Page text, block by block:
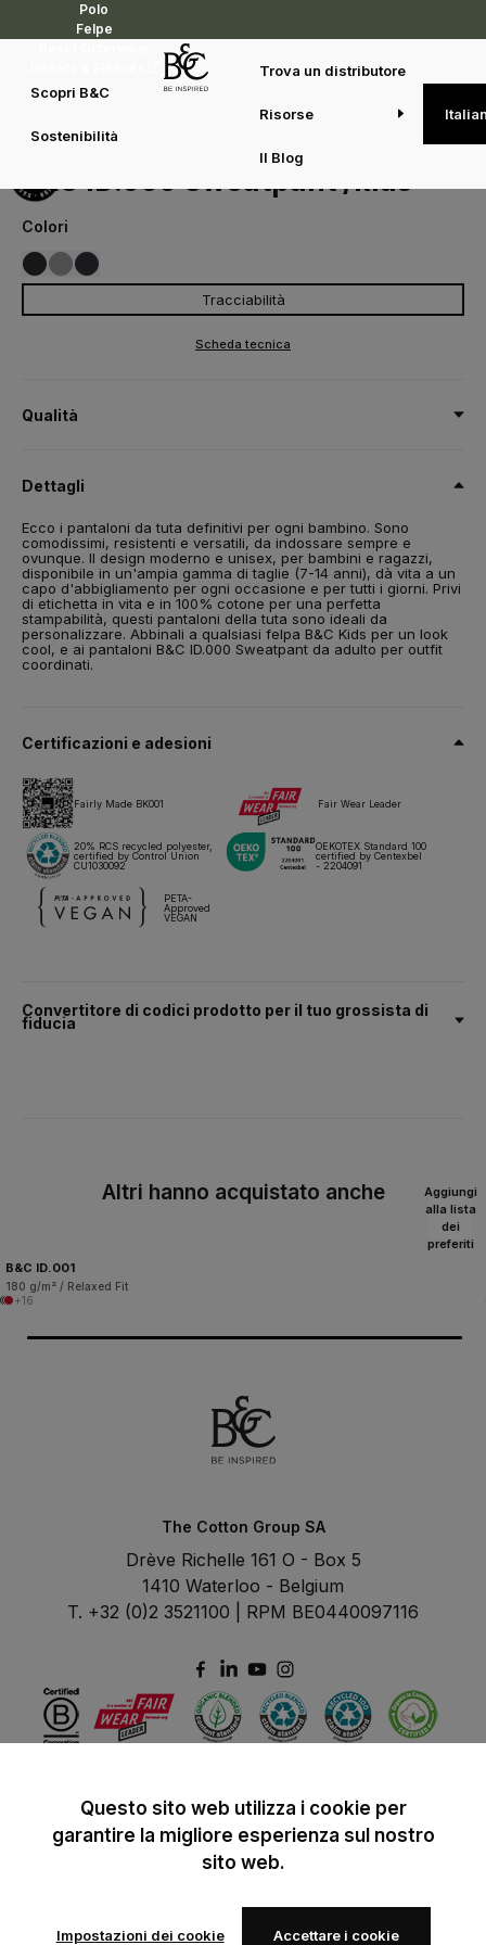
Polo
Felpe
Scopri B&C
Sostenibilità
Trova un distributore
Risorse
Il Blog
B&C ID.000 Sweatpant /kids
B&C ID.000 Sweatpant /kids
Colori
620
Tracciabilità
Scheda tecnica
Qualità
7-8, 9-11,12-13
Peso
280 g/m²
Imballaggio
5 pz/pacco & 30 pz/cartone
Tutti i nostri prodotti sono testati e approvati per tutte le tecniche
Scheda tecnica Taglie e misure
Dettagli
Ecco i pantaloni da tuta definitivi per ogni bambino. Sono
comodissimi, resistenti e versatili, da indossare sempre e
ovunque. Il design moderno e unisex, per bambini e ragazzi,
disponibile in un'ampia gamma di taglie (7-14 anni), dà vita a un
capo d'abbigliamento per ogni occasione e per tutti i giorni. Privi
di etichetta in vita e in 100% cotone per una perfetta
stampabilità, questi pantaloni della tuta sono ideali da
personalizzare. Abbinali a qualsiasi felpa B&C Kids per un look
cool, e ai pantaloni B&C ID.000 Sweatpant da adulto per outfit
coordinati.
Certificazioni e adesioni
Fairly Made BK001 Fair Wear Leader
20% RCS recycled polyester,
certified by Control Union
CU1030092
OEKOTEX Standard 100
certified by Centexbel
- 2204091
PETA-
Approved
VEGAN
Convertitore di codici prodotto per il tuo grossista di
fiducia
Altri hanno acquistato anche
Aggiungi
alla lista
dei
preferiti
B&C ID.001
180 g/m² / Relaxed Fit
+16
The Cotton Group SA
Drève Richelle 161 O - Box 5
1410 Waterloo - Belgium
T. +32 (0)2 3521100 | RPM BE0440097116
Questo sito web utilizza i cookie per
garantire la migliore esperienza sul nostro
sito web.
Impostazioni dei cookie Accettare i cookie